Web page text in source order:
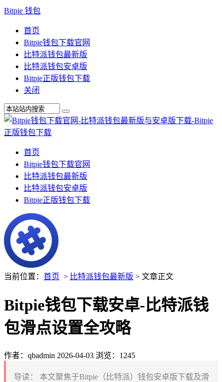
Bitpie 钱包
首页
Bitpie钱包下载官网
比特派钱包最新版
比特派钱包安卓版
Bitpie正版钱包下载
关闭
首页
Bitpie钱包下载官网
比特派钱包最新版
比特派钱包安卓版
Bitpie正版钱包下载
当前位置： 首页 > 比特派钱包最新版 > 文章正文
Bitpie钱包下载安卓-比特派钱
包滑点设置全攻略
作者：qbadmin 2026-04-03 浏览：1245
导读：
本文聚焦于Bitpie（比特派）钱包安卓版下载及滑